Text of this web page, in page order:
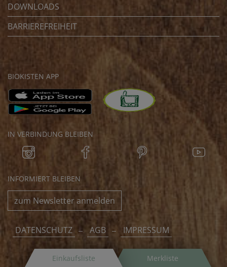
Einkaufsliste Merkliste
DOWNLOADS
BARRIEREFREIHEIT
BIOKISTEN APP
IN VERBINDUNG BLEIBEN
INFORMIERT BLEIBEN
zum Newsletter anmelden
DATENSCHUTZ AGB IMPRESSUM